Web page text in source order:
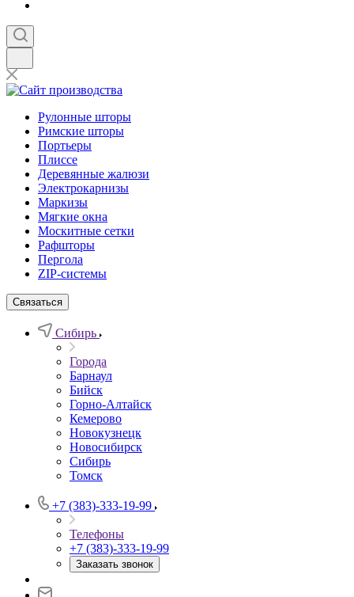
Рулонные шторы
Римские шторы
Портьеры
Плиссе
Деревянные жалюзи
Электрокарнизы
Маркизы
Мягкие окна
Москитные сетки
Рафшторы
Пергола
ZIP-системы
Связаться
Сибирь
Города
Барнаул
Бийск
Горно-Алтайск
Кемерово
Новокузнецк
Новосибирск
Сибирь
Томск
+7 (383)-333-19-99
Телефоны
+7 (383)-333-19-99
Заказать звонок